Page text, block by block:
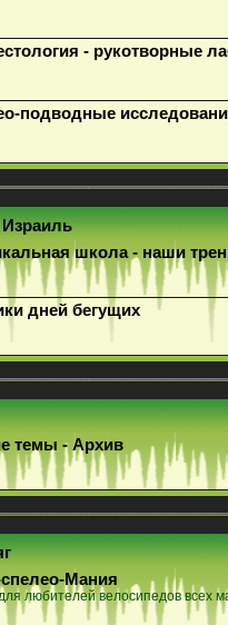
- рукотворные
подводные
школа - наши
дней бегущих
темы - Архив
Мания
любителей велосипедов всех